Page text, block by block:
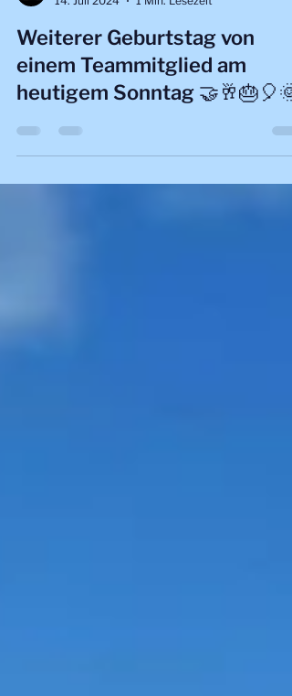
pres00007
14. Juli 2024
1 Min. Lesezeit
Weiterer Geburtstag von
einem Teammitglied am
heutigem Sonntag 🤝🥂🎂🎈🌞